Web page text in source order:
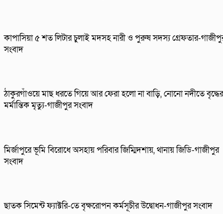
কাপাসিয়া ৫ শত লিটার চুলাই মদসহ নারী ও পুরুষ সদস্য গ্রেফতার-
সংবাদ
ঠাকুরগাঁওয়ে মাছ ধরতে গিয়ে আর ফেরা হলো না বাড়ি, নোনো নদীতে বৃদ্ধের
মর্মান্তিক মৃত্যু-গাজীপুর সংবাদ
মির্জাপুরে ভূমি বিরোধে অসহায় পরিবার জিম্মিদশায়, থানায় জিডি-গাজীপুর
সংবাদ
ছাতক সিমেন্ট ফ্যাক্টরি-তে বৃক্ষরোপন কর্মসূচীর উদ্বোধন-গাজীপুর সংবাদ